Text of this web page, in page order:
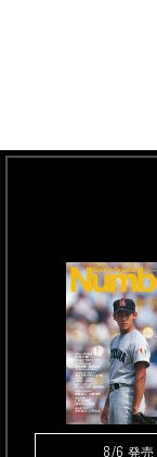
8/6 発売